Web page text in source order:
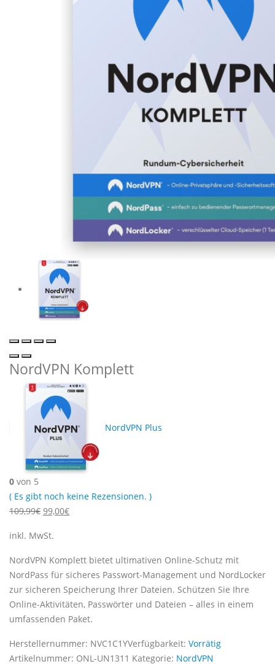
NordVPN Komplett
NordVPN Plus
0 von 5
( Es gibt noch keine Rezensionen. )
109,99€ Ursprünglicher
war:
109,99€
99,00€Aktueller
99,00€.
inkl. MwSt.
NordVPN Komplett bietet ultimativen Online-Schutz mit
NordPass für sicheres Passwort-Management und NordLocker
zur sicheren Speicherung Ihrer Dateien. Schützen Sie Ihre
Online-Aktivitäten, Passwörter und Dateien – alles in einem
umfassenden Paket.
Herstellernummer: NVC1C1YVerfügbarkeit: Vorrätig
Artikelnummer: ONL-UN1311 Kategorie: NordVPN